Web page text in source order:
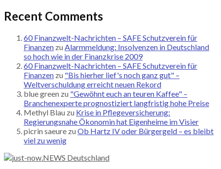
Recent Comments
60 Finanzwelt-Nachrichten – SAFE Schutzverein für
Finanzen zu Alarmmeldung: Insolvenzen in Deutschland
so hoch wie in der Finanzkrise 2009
60 Finanzwelt-Nachrichten – SAFE Schutzverein für
Finanzen zu "Bis hierher lief's noch ganz gut" –
Weltverschuldung erreicht neuen Rekord
blue green zu "Gewöhnt euch an teuren Kaffee" –
Branchenexperte prognostiziert langfristig hohe Preise
Methyl Blau zu Krise in Pflegeversicherung:
Regierungsnahe Ökonomin hat Eigenheime im Visier
picrin saeure zu Ob Hartz IV oder Bürgergeld – es bleibt
viel zu wenig